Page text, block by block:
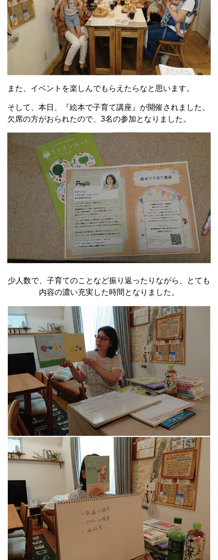
また、イベントを楽しんでもらえたらなと思います。
そして、本日、『絵本で子育て講座』が開催されました。
欠席の方がおられたので、3名の参加となりました。
少人数で、子育てのことなど振り返ったりながら、とても
内容の濃い充実した時間となりました。